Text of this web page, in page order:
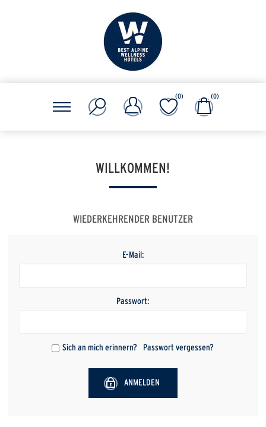
(0) (0)
WILLKOMMEN!
WIEDERKEHRENDER BENUTZER
E-Mail:
Passwort:
Sich an mich erinnern? Passwort vergessen?
ANMELDEN